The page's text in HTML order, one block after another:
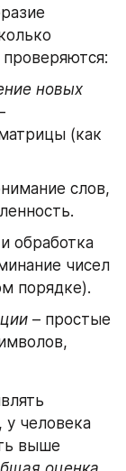
новых
(как
слов,
обработка
чисел
порядке).
– простые
у человека
выше